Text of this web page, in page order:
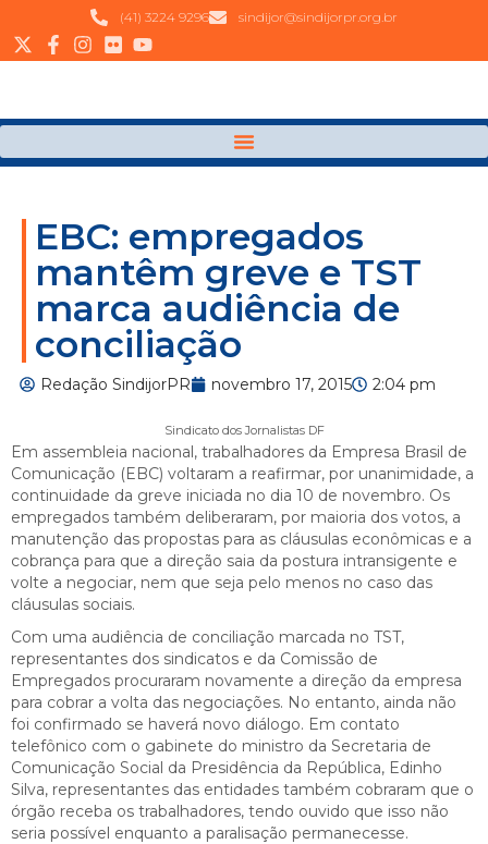
(41) 3224 9296 sindijor@sindijorpr.org.br
EBC: empregados
mantêm greve e TST
marca audiência de
conciliação
Redação SindijorPR novembro 17, 2015 2:04 pm
Sindicato dos Jornalistas DF
Em assembleia nacional, trabalhadores da Empresa Brasil de
Comunicação (EBC) voltaram a reafirmar, por unanimidade, a
continuidade da greve iniciada no dia 10 de novembro. Os
empregados também deliberaram, por maioria dos votos, a
manutenção das propostas para as cláusulas econômicas e a
cobrança para que a direção saia da postura intransigente e
volte a negociar, nem que seja pelo menos no caso das
cláusulas sociais.
Com uma audiência de conciliação marcada no TST,
representantes dos sindicatos e da Comissão de
Empregados procuraram novamente a direção da empresa
para cobrar a volta das negociações. No entanto, ainda não
foi confirmado se haverá novo diálogo. Em contato
telefônico com o gabinete do ministro da Secretaria de
Comunicação Social da Presidência da República, Edinho
Silva, representantes das entidades também cobraram que o
órgão receba os trabalhadores, tendo ouvido que isso não
seria possível enquanto a paralisação permanecesse.